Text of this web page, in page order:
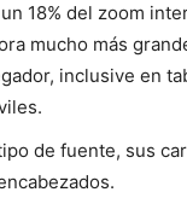
18% del zoom
mucho más
inclusive en
de fuente, sus